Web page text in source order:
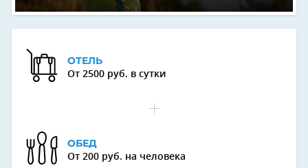
ОТЕЛЬ
От 2500 руб. в сутки
ОБЕД
От 200 руб. на человека